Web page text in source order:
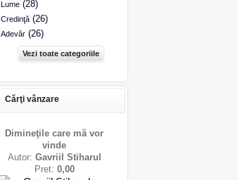
Lume(28)
Credinţă(26)
Adevăr(26)
Vezi toate categoriile
Cărţi vânzare
Dimineţile care mă vor
vinde
Autor: Gavriil Stiharul
Pret: 0,00